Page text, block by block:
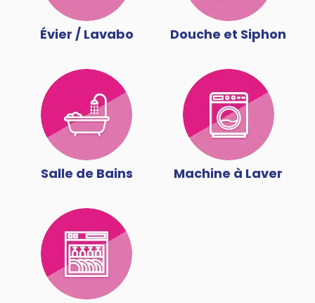
Évier / Lavabo Douche et Siphon
Salle de Bains Machine à Laver